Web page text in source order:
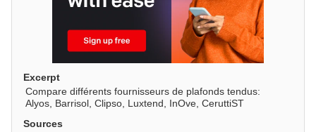
Excerpt
Compare différents fournisseurs de plafonds tendus:
Alyos, Barrisol, Clipso, Luxtend, InOve, CeruttiST
Sources